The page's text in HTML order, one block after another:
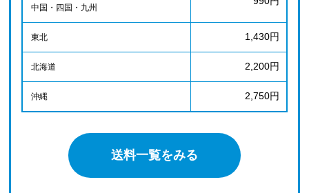
中国・四国・九州
東北 1,430円
北海道 2,200円
沖縄 2,750円
送料一覧をみる